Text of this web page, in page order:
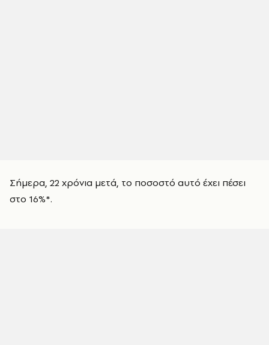
Σήμερα, 22 χρόνια μετά, το ποσοστό αυτό έχει πέσει
στο 16%*.